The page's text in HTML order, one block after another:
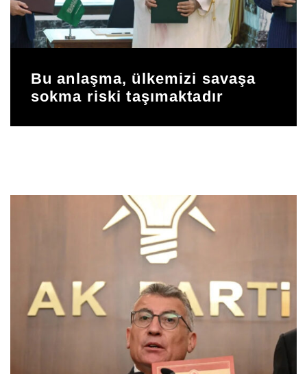
Bu anlaşma, ülkemizi savaşa
sokma riski taşımaktadır